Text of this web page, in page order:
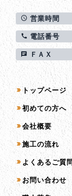
営業時間
電話番号
ＦＡＸ
サイトマップ
トップページ
初めての方へ
会社概要
施工の流れ
よくあるご質
お問い合わせ